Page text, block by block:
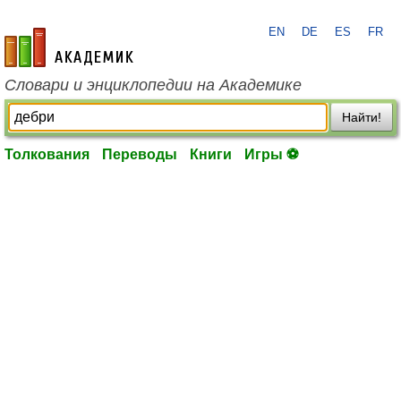
academic.ru
EN DE ES FR
Словари и энциклопедии на Академике
Найти!
Толкования Переводы Книги Игры ⚽